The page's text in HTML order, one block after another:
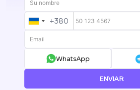
UKRAINE
+380
+380
WhatsApp
ENVIAR